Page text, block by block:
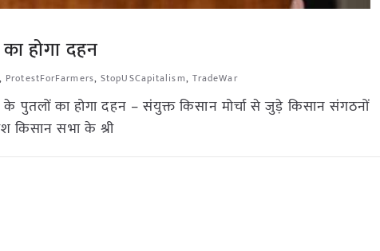
होगा दहन
, ProtestForFarmers,StopUSCapitalism, TradeWar
पुतलों का होगा दहन – संयुक्त किसान मोर्चा से जुड़े किसान संगठनों
किसान सभा के श्री